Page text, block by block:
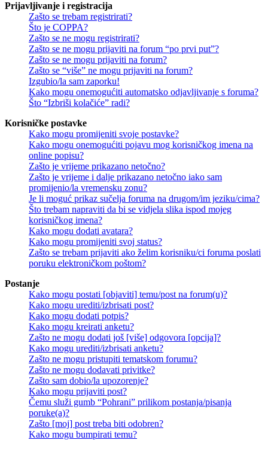
Prijavljivanje i registracija
Zašto se trebam registrirati?
Što je COPPA?
Zašto se ne mogu registrirati?
Zašto se ne mogu prijaviti na forum “po prvi put”?
Zašto se ne mogu prijaviti na forum?
Zašto se “više” ne mogu prijaviti na forum?
Izgubio/la sam zaporku!
Kako mogu onemogućiti automatsko odjavljivanje s foruma?
Što “Izbriši kolačiće” radi?
Korisničke postavke
Kako mogu promijeniti svoje postavke?
Kako mogu onemogućiti pojavu mog korisničkog imena na
online popisu?
Zašto je vrijeme prikazano netočno?
Zašto je vrijeme i dalje prikazano netočno iako sam
promijenio/la vremensku zonu?
Je li moguć prikaz sučelja foruma na drugom/im jeziku/cima?
Što trebam napraviti da bi se vidjela slika ispod mojeg
korisničkog imena?
Kako mogu dodati avatara?
Kako mogu promijeniti svoj status?
Zašto se trebam prijaviti ako želim korisniku/ci foruma poslati
poruku elektroničkom poštom?
Postanje
Kako mogu postati [objaviti] temu/post na forum(u)?
Kako mogu urediti/izbrisati post?
Kako mogu dodati potpis?
Kako mogu kreirati anketu?
Zašto ne mogu dodati još [više] odgovora [opcija]?
Kako mogu urediti/izbrisati anketu?
Zašto ne mogu pristupiti tematskom forumu?
Zašto ne mogu dodavati privitke?
Zašto sam dobio/la upozorenje?
Kako mogu prijaviti post?
Čemu služi gumb “Pohrani” prilikom postanja/pisanja
poruke(a)?
Zašto [moj] post treba biti odobren?
Kako mogu bumpirati temu?